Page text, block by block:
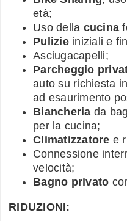
età;
Uso della cucina
Pulizieiniziali e
Asciugacapelli;
Parcheggio
auto su richiesta
ad esaurimento
Biancheria da
per la cucina;
Climatizzatore e
Connessione
velocità;
Bagno privato
RIDUZIONI: